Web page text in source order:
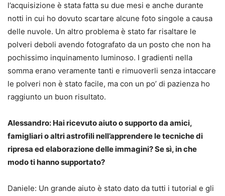
l’acquisizione è stata fatta su due mesi e anche durante
notti in cui ho dovuto scartare alcune foto singole a causa
delle nuvole. Un altro problema è stato far risaltare le
polveri deboli avendo fotografato da un posto che non ha
pochissimo inquinamento luminoso. I gradienti nella
somma erano veramente tanti e rimuoverli senza intaccare
le polveri non è stato facile, ma con un po’ di pazienza ho
raggiunto un buon risultato.
Alessandro: Hai ricevuto aiuto o supporto da amici,
famigliari o altri astrofili nell’apprendere le tecniche di
ripresa ed elaborazione delle immagini? Se sì, in che
modo ti hanno supportato?
Daniele: Un grande aiuto è stato dato da tutti i tutorial e gli